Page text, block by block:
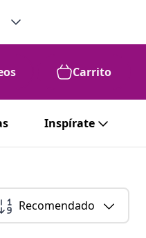
Carrito
Inspírate
Recomendado